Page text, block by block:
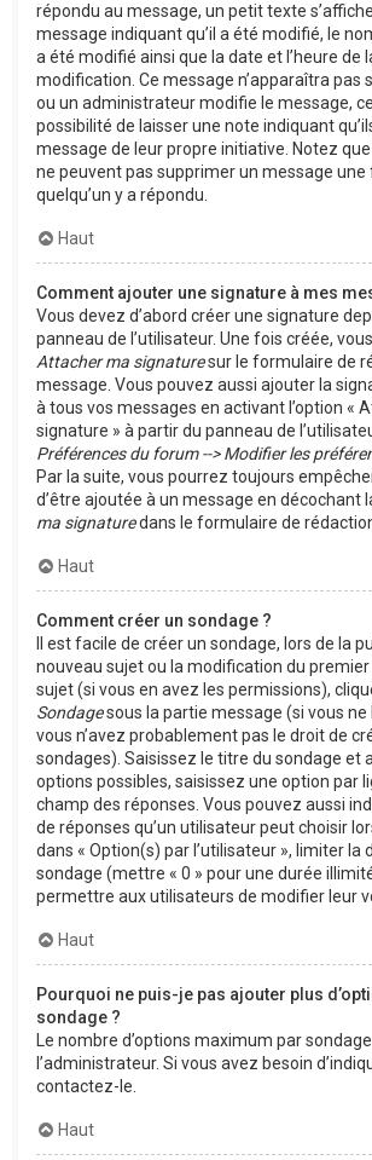
répondu au message, un petit texte
message indiquant qu’il a été modifié, le
a été modifié ainsi que la date et l’heure de
modification. Ce message n’apparaîtra pas
ou un administrateur modifie le message,
possibilité de laisser une note indiquant
message de leur propre initiative. Notez
ne peuvent pas supprimer un message une
quelqu’un y a répondu.
Haut
Comment ajouter une signature à mes
Vous devez d’abord créer une signature
panneau de l’utilisateur. Une fois créée,
Attacher ma signaturesur le formulaire de
message. Vous pouvez aussi ajouter la
à tous vos messages en activant l’option «
signature » à partir du panneau de
Préférences du forum --> Modifier les
Par la suite, vous pourrez toujours
d’être ajoutée à un message en décochant
ma signaturedans le formulaire de
Haut
Comment créer un sondage ?
Il est facile de créer un sondage, lors de la
nouveau sujet ou la modification du premier
sujet (si vous en avez les permissions),
Sondagesous la partie message (si vous ne
vous n’avez probablement pas le droit de
sondages). Saisissez le titre du sondage et
options possibles, saisissez une option par
champ des réponses. Vous pouvez aussi
de réponses qu’un utilisateur peut choisir
dans « Option(s) par l’utilisateur », limiter la
sondage (mettre « 0 » pour une durée
permettre aux utilisateurs de modifier leur
Haut
Pourquoi ne puis-je pas ajouter plus
sondage ?
Le nombre d’options maximum par
l’administrateur. Si vous avez besoin
contactez-le.
Haut